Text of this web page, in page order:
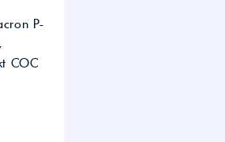
P-
COC